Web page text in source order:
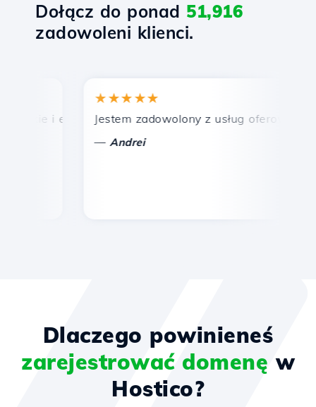
Dołącz do ponad 51,916
zadowoleni klienci.
i efektywne wsparcie techniczne.
★★★★★
Jestem zadowolony z usług oferowanych
Andrei
Dlaczego powinieneś
zarejestrować domenę w
Hostico?